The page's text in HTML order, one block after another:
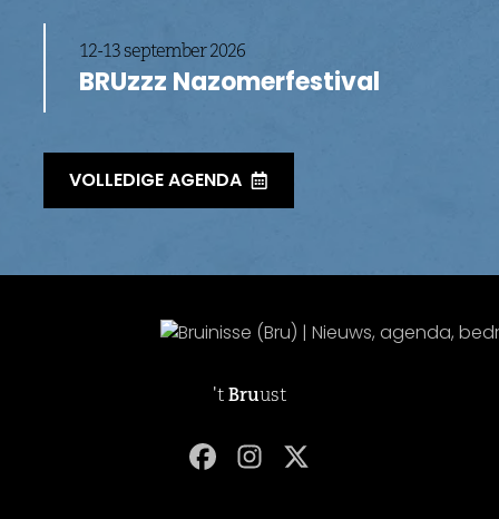
12-13 september 2026
BRUzzz Nazomerfestival
VOLLEDIGE AGENDA
't Bruust